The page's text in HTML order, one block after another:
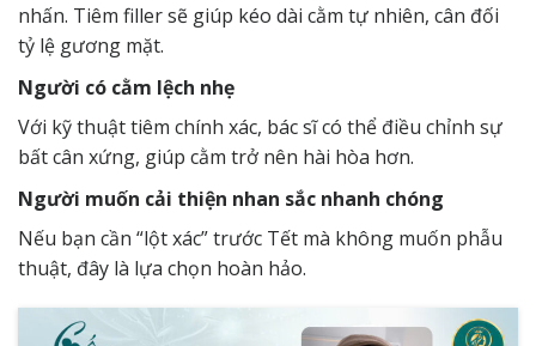
nhấn. Tiêm filler sẽ giúp kéo dài cằm tự nhiên, cân đối
tỷ lệ gương mặt.
Người có cằm lệch nhẹ
Với kỹ thuật tiêm chính xác, bác sĩ có thể điều chỉnh sự
bất cân xứng, giúp cằm trở nên hài hòa hơn.
Người muốn cải thiện nhan sắc nhanh chóng
Nếu bạn cần “lột xác” trước Tết mà không muốn phẫu
thuật, đây là lựa chọn hoàn hảo.